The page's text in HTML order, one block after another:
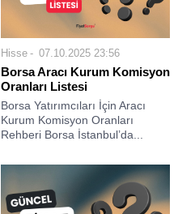
Hisse 07.10.2025 23:56
Borsa Aracı Kurum Komisyon
Oranları Listesi
Borsa Yatırımcıları İçin Aracı
Kurum Komisyon Oranları
Rehberi Borsa İstanbul’da...